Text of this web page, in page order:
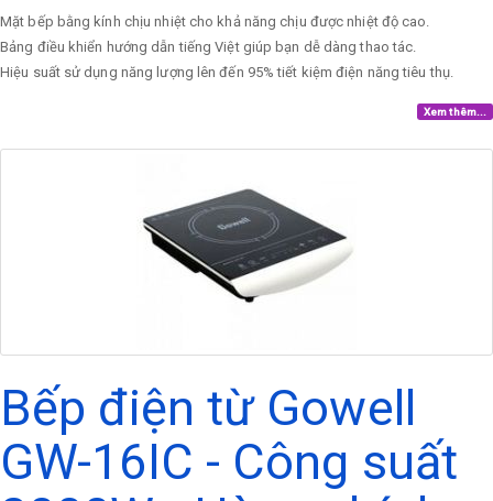
Mặt bếp bằng kính chịu nhiệt cho khả năng chịu được nhiệt độ cao.
Bảng điều khiển hướng dẫn tiếng Việt giúp bạn dễ dàng thao tác.
Hiệu suất sử dụng năng lượng lên đến 95% tiết kiệm điện năng tiêu thụ.
Xem thêm...
Bếp điện từ Gowell
GW-16IC - Công suất